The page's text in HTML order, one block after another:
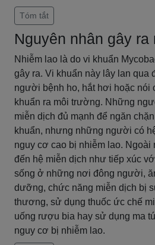
Tóm tắt
Nguyên nhân gây ra
Nhiễm lao là do vi khuẩn
gây ra. Vi khuẩn này lây lan qua
người bệnh ho, hắt hơi hoặc nói
khuẩn ra môi trường. Những
miễn dịch đủ mạnh để ngăn
khuẩn, nhưng những người có
nguy cơ cao bị nhiễm lao. Ngoài
đến hệ miễn dịch như tiếp xúc
sống ở những nơi đông người,
dưỡng, chức năng miễn dịch bị
thương, sử dụng thuốc ức chế
uống rượu bia hay sử dụng ma
nguy cơ bị nhiễm lao.